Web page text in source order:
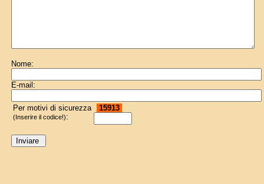
Nome:
E-mail:
Per motivi di sicurezza
(Inserire il codice!):
15913